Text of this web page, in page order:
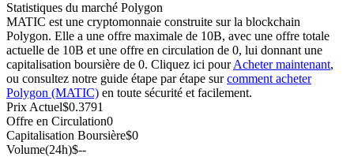
Futures utilisant l'USDC comme garantie
Statistiques du marché Polygon
MATIC est une cryptomonnaie construite sur la blockchain
Polygon. Elle a une offre maximale de 10B, avec une offre totale
actuelle de 10B et une offre en circulation de 0, lui donnant une
capitalisation boursière de 0. Cliquez ici pourAcheter maintenant,
ou consultez notre guide étape par étape surcomment acheter
Polygon (MATIC) en toute sécurité et facilement.
Prix Actuel$0.3791
Offre en Circulation0
Capitalisation Boursière$0
Volume(24h)$--